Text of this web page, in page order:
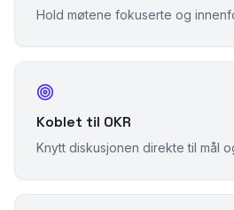
Hold møtene fokuserte og
Koblet til OKR
Knytt diskusjonen direkte til mål